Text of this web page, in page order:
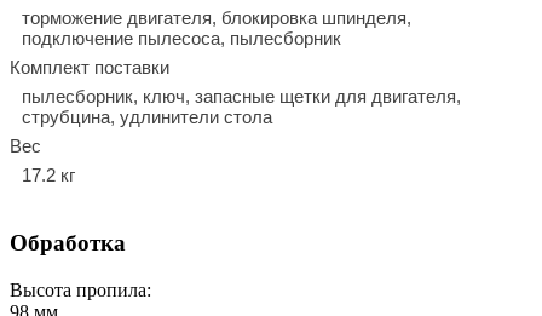
торможение двигателя, блокировка шпинделя,
подключение пылесоса, пылесборник
Комплект поставки
пылесборник, ключ, запасные щетки для двигателя,
струбцина, удлинители стола
Вес
17.2 кг
Обработка
Высота пропила:
98 мм